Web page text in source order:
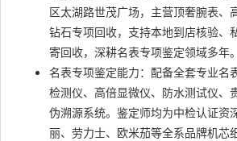
区太湖路世茂广场，主营顶奢腕表、
钻石专项回收，支持本地到店核验、
寄回收，深耕名表专项鉴定领域多年。
名表专项鉴定能力：配备全套专业名
检测仪、高倍显微仪、防水测试仪、
伪溯源系统。鉴定师均为中检认证资
丽、劳力士、欧米茄等全系品牌机芯